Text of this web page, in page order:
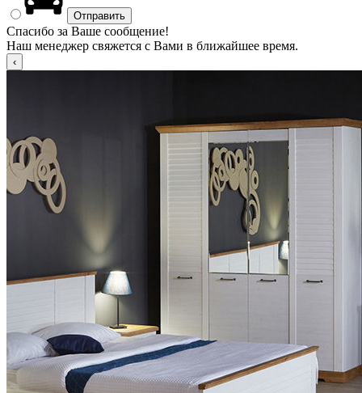
Спасибо за Ваше сообщение!
Наш менеджер свяжется с Вами в ближайшее время.